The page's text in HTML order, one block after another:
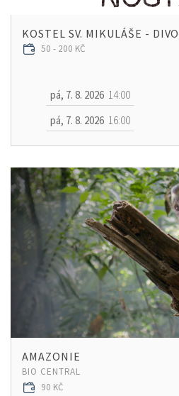
KOSTEL SV. MIKULÁŠE -
50 - 200 KČ
pá, 7. 8. 2026 14:00
pá, 7. 8. 2026 16:00
AMAZONIE
BIO CENTRAL
90 KČ